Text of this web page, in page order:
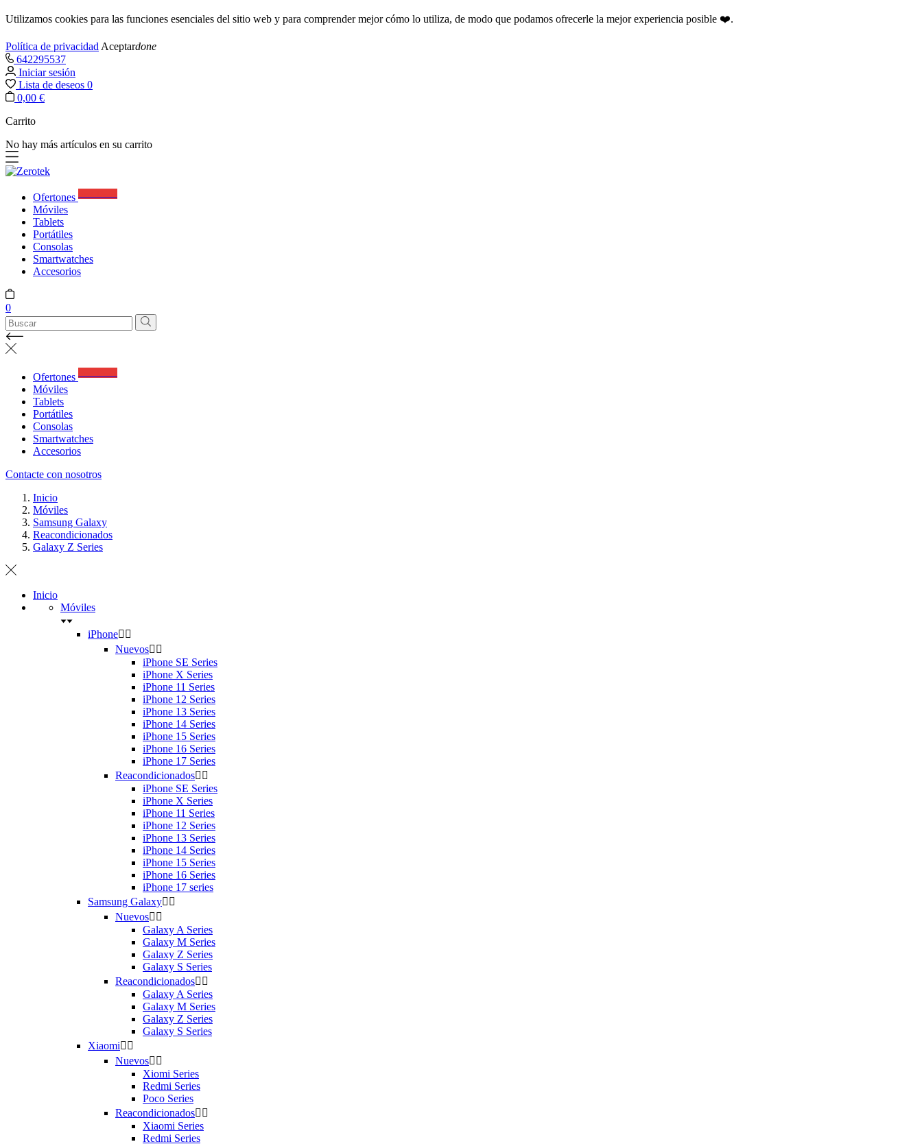
Utilizamos cookies para las funciones esenciales del sitio web y para comprender mejor cómo lo utiliza, de modo que podamos ofrecerle la mejor experiencia posible ❤️.
Política de privacidad Aceptardone
642295537
Iniciar sesión
Lista de deseos 0
0,00 €
Carrito
No hay más artículos en su carrito
Ofertones
Móviles
Tablets
Portátiles
Consolas
Smartwatches
Accesorios
0
Ofertones
Móviles
Tablets
Portátiles
Consolas
Smartwatches
Accesorios
Contacte con nosotros
Inicio
Móviles
Samsung Galaxy
Reacondicionados
Galaxy Z Series
Inicio
Móviles
iPhone 
Nuevos 
iPhone SE Series
iPhone X Series
iPhone 11 Series
iPhone 12 Series
iPhone 13 Series
iPhone 14 Series
iPhone 15 Series
iPhone 16 Series
iPhone 17 Series
Reacondicionados 
iPhone SE Series
iPhone X Series
iPhone 11 Series
iPhone 12 Series
iPhone 13 Series
iPhone 14 Series
iPhone 15 Series
iPhone 16 Series
iPhone 17 series
Samsung Galaxy 
Nuevos 
Galaxy A Series
Galaxy M Series
Galaxy Z Series
Galaxy S Series
Reacondicionados 
Galaxy A Series
Galaxy M Series
Galaxy Z Series
Galaxy S Series
Xiaomi 
Nuevos 
Xiomi Series
Redmi Series
Poco Series
Reacondicionados 
Xiaomi Series
Redmi Series